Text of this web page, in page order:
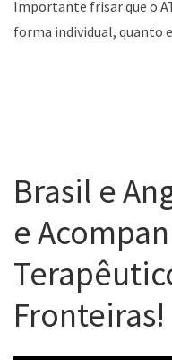
Importante frisar que o
forma individual, quanto
Brasil e
e
Fronteiras!